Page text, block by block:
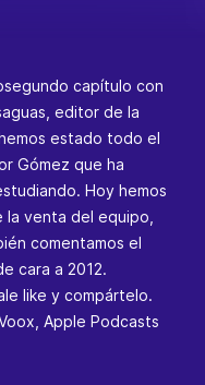
capítulo con
editor de la
estado todo el
Gómez que ha
Hoy hemos
la venta del equipo,
comentamos el
cara a 2012.
like y compártelo.
Apple Podcasts